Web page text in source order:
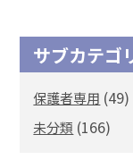
サブカテゴ
保護者専用 (49)
未分類 (166)